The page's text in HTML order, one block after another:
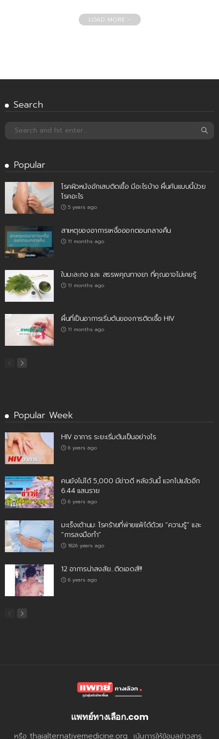
LOAD MORE
Search
Popular
โรคผิวหนังอักเสบติดเชื้อ มีอะไรบ้าง ผื่นคันแบบนี้ป่วย
โรคอะไร
5 years ago
สาเหตุของอาการเหงื่อออกตอนกลางคืน
11 months ago
ใบมะละกอ และ สรรพคุณทางยา ที่คุณอาจไม่เคยรู้
11 months ago
ผื่นที่เป็นอาการเริ่มต้นของการติดเชื้อ HIV
11 months ago
Popular Week
HIV อาการ ระยะเริ่มต้นเป็นอย่างไร
6 years ago
คนยังไม่ได้ 5,000 มีข่าวดี หลังวันนี้ แจกไปแล้วอีก
6.44 แสนราย
6 years ago
มะเร็งเต้านม: โรคร้ายที่พ่ายแพ้ได้ด้วย “ความรู้” และ
“การลงมือทำ”
1826 years ago
12 อาการน่าสงสัย…ติดเอดส์!!!
6 years ago
แพทย์ทางเลือก.com
หรือ thaialternativemedicine.org เน้นการให้ข้อมูลข่าวสาร